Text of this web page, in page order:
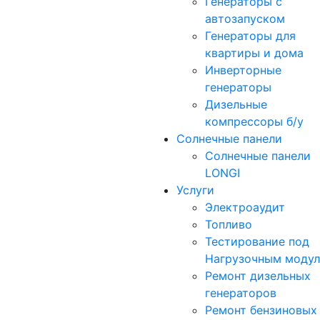
автозапуском
Генераторы для
квартиры и дома
Инверторные
генераторы
Дизельные
компрессоры б/у
Солнечные панели
Солнечные панели
LONGI
Услуги
Электроаудит
Топливо
Тестирование под
Нагрузочным
Ремонт дизельных
генераторов
Ремонт бензиновых